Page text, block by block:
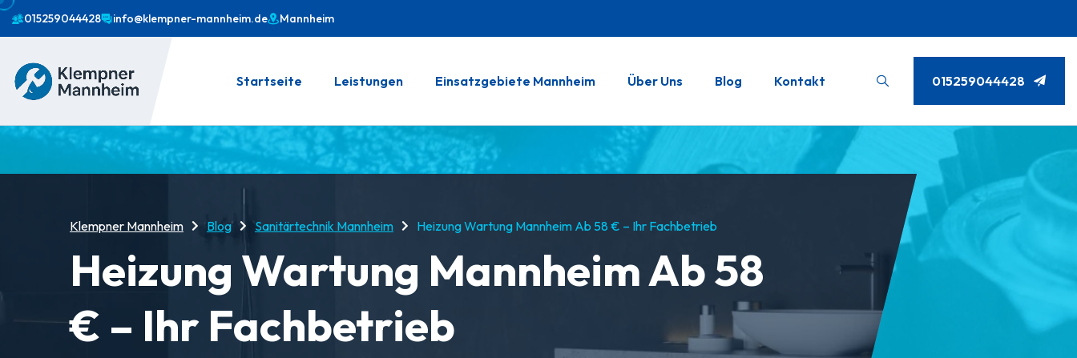
015259044428 info@klempner-mannheim.de Mannheim
Startseite Leistungen Einsatzgebiete Mannheim Über Uns Blog Kontakt 015259044428
Klempner Mannheim Blog Sanitärtechnik Mannheim Heizung Wartung Mannheim Ab 58 € – Ihr Fachbetrieb
Heizung Wartung Mannheim Ab 58
€ – Ihr Fachbetrieb